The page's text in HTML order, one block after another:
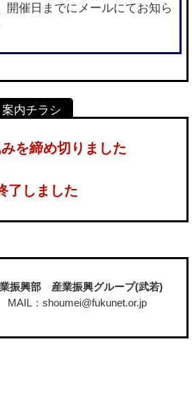
開催日までにメールにてお知ら
を締め切りました
了しました
振興部 産業振興グループ(武若)
：shoumei@fukunet.or.jp